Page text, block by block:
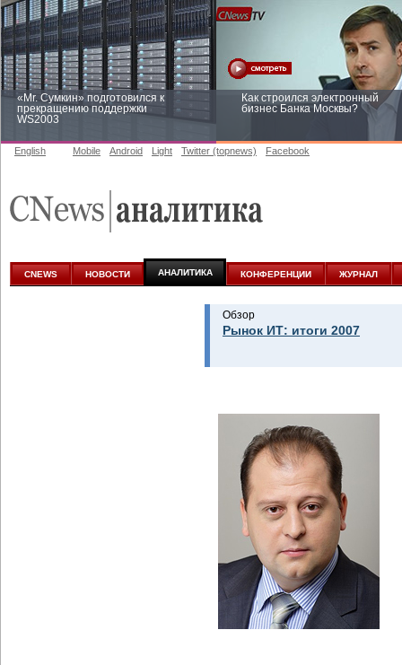
«Mr. Сумкин» подготовился к
прекращению поддержки
WS2003
Как строился электронный
бизнес Банка Москвы?
аналитике
English Mobile Android Light Twitter (topnews) Facebook
CNEWS НОВОСТИ АНАЛИТИКА КОНФЕРЕНЦИИ ЖУРНАЛ
Обзор
Рынок ИТ: итоги 2007